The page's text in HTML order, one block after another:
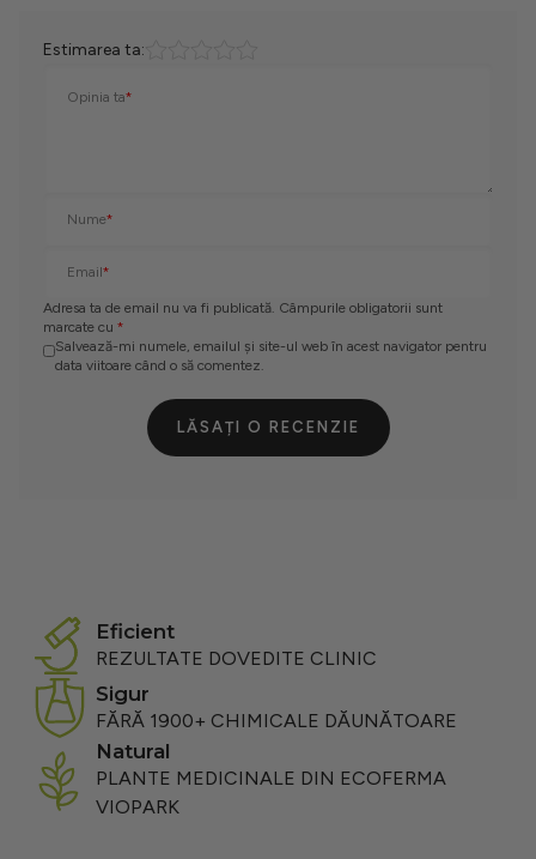
Estimarea ta:
Opinia ta*
Nume*
Email*
Adresa ta de email nu va fi publicată. Câmpurile obligatorii sunt
marcate cu *
Salvează-mi numele, emailul și site-ul web în acest navigator pentru
data viitoare când o să comentez.
LĂSAȚI O RECENZIE
eficient
REZULTATE DOVEDITE CLINIC
sigur
FĂRĂ 1900+ CHIMICALE DĂUNĂTOARE
natural
PLANTE MEDICINALE DIN ECOFERMA
VIOPARK